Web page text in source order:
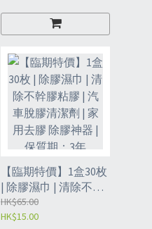
【臨期特價】1盒30枚
| 除膠濕巾 | 清除不幹
膠粘膠 | 汽車脫膠清潔
劑 | 家用去膠 除膠神
HK$65.00
HK$15.00